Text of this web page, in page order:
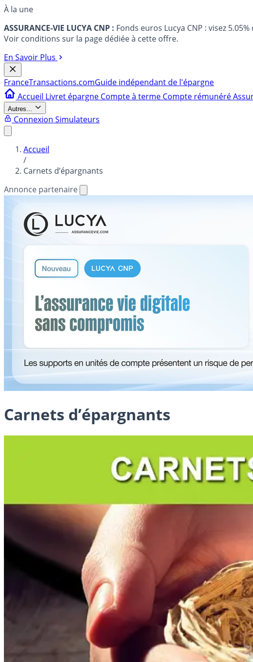
À la une
ASSURANCE-VIE LUCYA CNP : Fonds euros Lucya CNP : visez
Voir conditions sur la page dédiée à cette offre.
En Savoir Plus
FranceTransactions.comGuide indépendant de l'épargne
Accueil Livret épargne Compte à terme Compte rémunéré
Autres...
Connexion Simulateurs
Accueil
/
Carnets d’épargnants
Annonce partenaire
Carnets d’épargnants